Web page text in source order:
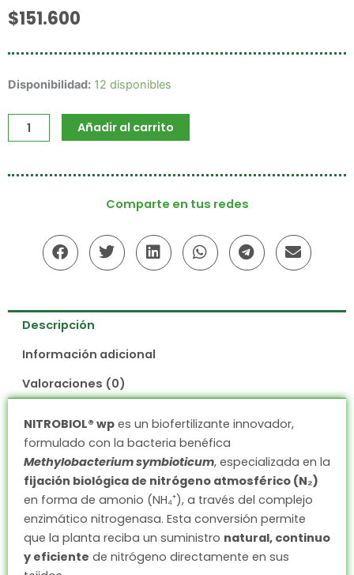
$151.600
Disponibilidad: 12 disponibles
NitroBiol
Añadir al carrito
Comparte en tus redes
Descripción
Información adicional
Valoraciones (0)
NITROBIOL® wp es un biofertilizante innovador,
formulado con la bacteria benéfica
Methylobacterium symbioticum, especializada en la
fijación biológica de nitrógeno atmosférico (N₂)
en forma de amonio (NH₄⁺), a través del complejo
enzimático nitrogenasa. Esta conversión permite
que la planta reciba un suministro natural, continuo
y eficiente de nitrógeno directamente en sus